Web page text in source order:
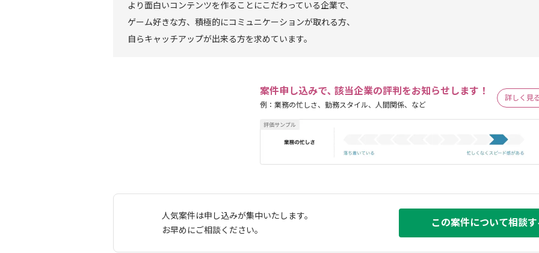
より面白いコンテンツを作ることにこだわっている企業で、
ゲーム好きな方、積極的にコミュニケーションが取れる方、
自らキャッチアップが出来る方を求めています。
案件申し込みで､ 該当企業の評判をお知らせします！
例：業務の忙しさ、勤務スタイル、人間関係、など
詳しく見
人気案件は申し込みが集中いたします。
お早めにご相談ください。
この案件について相談